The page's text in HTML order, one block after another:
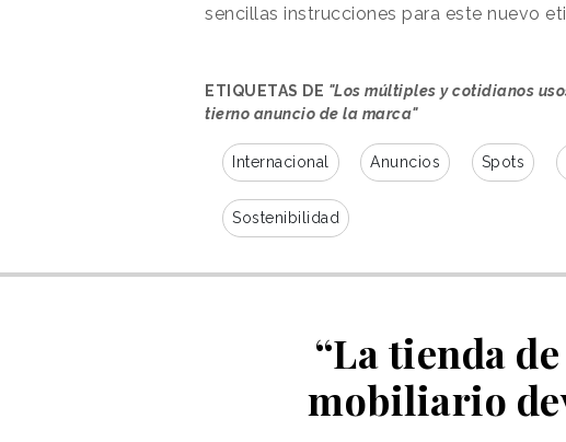
sencillas instrucciones para este nuevo
ETIQUETAS DE "Los múltiples y cotidianos
tierno anuncio de la marca"
Internacional Anuncios Spots
Sostenibilidad
“La tienda
mobiliario